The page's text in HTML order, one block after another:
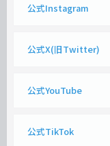
公式Instagram
公式X(旧Twitter)
公式YouTube
公式TikTok